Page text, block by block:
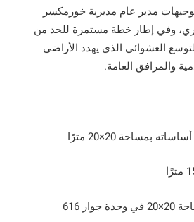
مدير عام مديرية خورمكسر
وفي إطار خطة مستمرة للحد من
العشوائي الذي يهدد الأراضي
والمرافق العامة.
بمساحة 20×20 مترًا
616